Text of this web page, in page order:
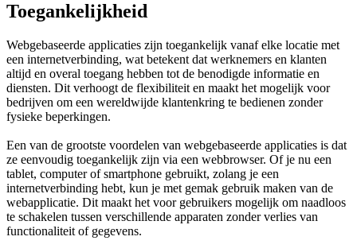
Toegankelijkheid
Webgebaseerde applicaties zijn toegankelijk vanaf elke locatie met
een internetverbinding, wat betekent dat werknemers en klanten
altijd en overal toegang hebben tot de benodigde informatie en
diensten. Dit verhoogt de flexibiliteit en maakt het mogelijk voor
bedrijven om een wereldwijde klantenkring te bedienen zonder
fysieke beperkingen.
Een van de grootste voordelen van webgebaseerde applicaties is dat
ze eenvoudig toegankelijk zijn via een webbrowser. Of je nu een
tablet, computer of smartphone gebruikt, zolang je een
internetverbinding hebt, kun je met gemak gebruik maken van de
webapplicatie. Dit maakt het voor gebruikers mogelijk om naadloos
te schakelen tussen verschillende apparaten zonder verlies van
functionaliteit of gegevens.